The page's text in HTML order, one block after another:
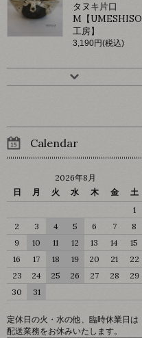
タヌキ片口
M【UMESHISO
工房】
3,190円(税込)
Calendar
2026年8月
日
月 火 水 木 金
土
1
2
3 4 5 6 7
8
9
10 11 12 13 14
15
16
17 18 19 20 21
22
23
24 25 26 27 28
29
30
31
定休日の火・水の他、臨時休業日は
配送業務をお休みいたします。